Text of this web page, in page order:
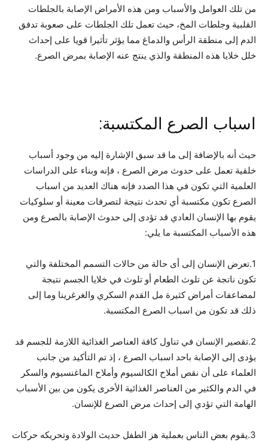
من تلك العوامل والأسباب ومن هذه الأمراض الإصابة بالجلطات
القلبية وجلطات المخ، حيث تعمل تلك الجلطات على صعوبة تدفق
الدم إلى منطقة الرأس والدماغ مما يؤثر تأثيرا قويا على إحداث
خلل خلايا هذه المنطقة والذي ينتج عنه الإصابة بمرض الصرع.
اسباب الصرع المكتسبة:
حيث أنه بالإضافة إلى ما قد سبق الإشارة إليه من وجود أسباب
خلقية تعمل على حدوث مرض الصرع ، فإنه وبناء على الدراسات
العلمية التي تكون في هذا الصدد فإنه هناك العديد من اسباب
الصرع تكون مكتسبة أي تحدث نتيجة لتصرفات معينة أو سلوكيات
يقوم بها الإنسان العادي قد تؤدى إلى حدوث الإصابة بالصرع ومن
هذه الأسباب المكتسبة ما يلي:
1.تعرض الإنسان إلى أى حالة من حالات التسمم المختلفة والتي
تكون ناتجة عن تلوث الطعام أو تلوث في خلايا الجسم نتيجة
لمضاعفات أمراض كثيرة مل القدم السكري والغرغرينا وما إلى
ذلك قد تكون من اسباب الصرع المكتسبة.
2.تقصير الإنسان في تناول كافة العناصر الغذائية اللازمة للجسم قد
يؤدى إلى الإصابة باحد اسباب الصرع ، إذ تم التأكيد من جانب
العلماء على أن نقص أملاح الكالسيوم وأملاح الماغنسيوم والسكر
في الدم والكثير من العناصر الغذائية الأخرى يكون من بين الأسباب
الهامة التي تؤدي إلى إحداث مرض الصرع للإنسان.
3.يقوم بعض الناس بعملية هز الطفل حديث الولادة وتحريكه حركات